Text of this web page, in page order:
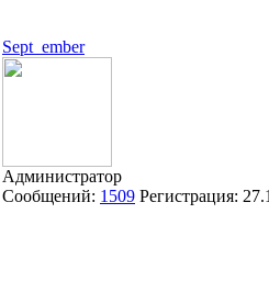
Sept_ember
Администратор
Сообщений: 1509 Регистрация: